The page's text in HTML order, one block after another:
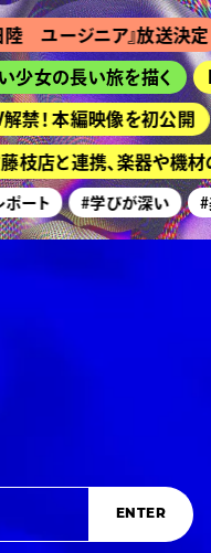
ニア』放送決定 『Ｔ
長い旅を描く
編映像を初公開 京
連携、楽器や機材の買
#学びが深い #美術
ENTER